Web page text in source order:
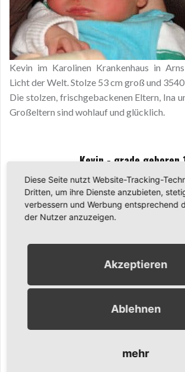
Kevin im Karolinen Krankenhaus in
Licht der Welt. Stolze 53 cm groß und
Die stolzen, frischgebackenen Eltern, Ina
Großeltern sind wohlauf und glücklich.
Kevin - grade geboren
Diese Seite nutzt Website-Tracking-
Dritten, um ihre Dienste anzubieten,
verbessern und Werbung entsprechend
der Nutzer anzuzeigen.
Akzeptieren
Ablehnen
mehr